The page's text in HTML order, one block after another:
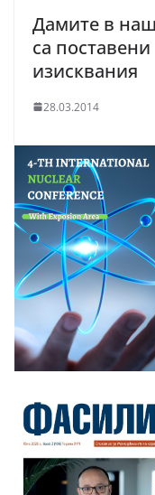
Дамите в
са
изисквания
28.03.2014